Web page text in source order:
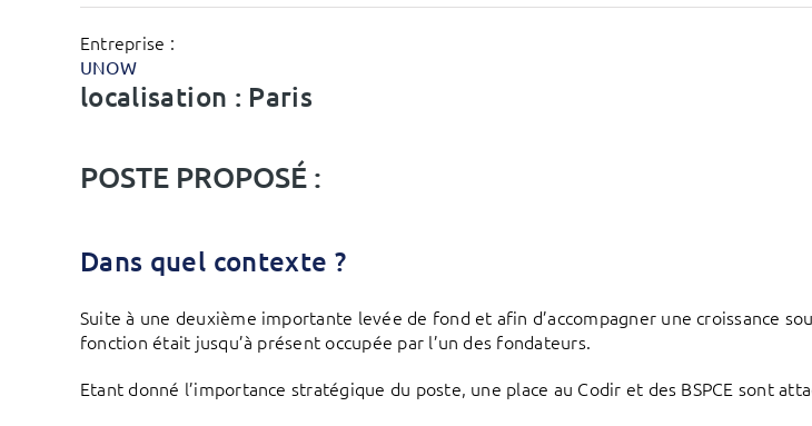
Entreprise :
UNOW
localisation : Paris
POSTE PROPOSÉ :
Dans quel contexte ?
Suite à une deuxième importante levée de fond et afin d’accompagner une croissance
fonction était jusqu’à présent occupée par l’un des fondateurs.
Etant donné l’importance stratégique du poste, une place au Codir et des BSPCE sont